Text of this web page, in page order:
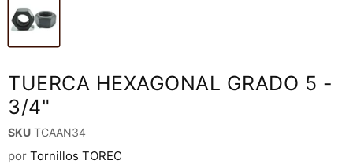
TUERCA HEXAGONAL GRADO 5 -
3/4"
SKU TCAAN34
por Tornillos TOREC